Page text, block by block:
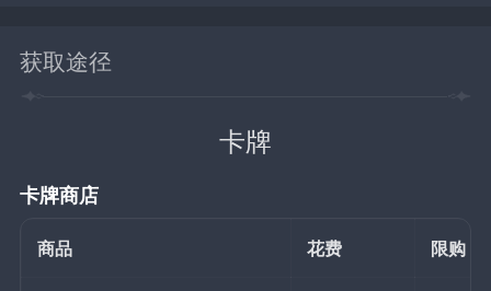
获取途径
卡牌
卡牌商店
商品 花费 限购